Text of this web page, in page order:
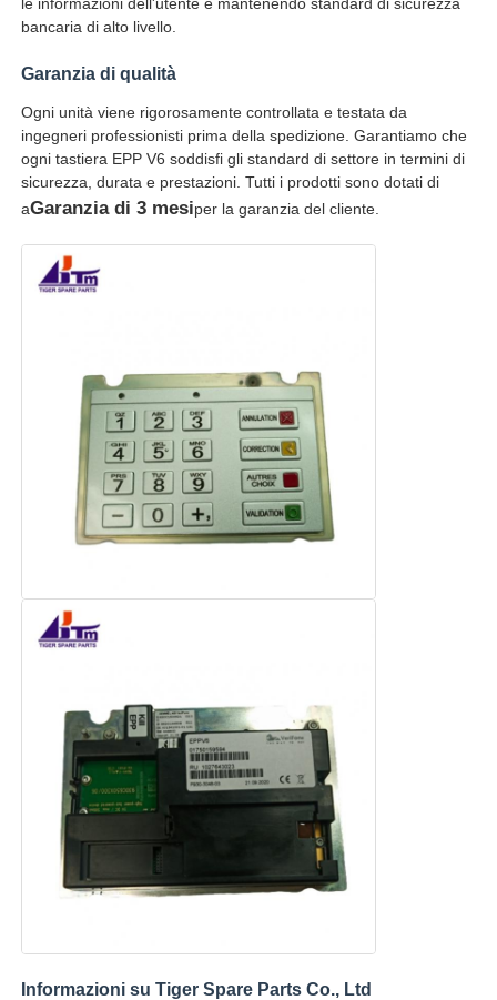
Ricambi bancomat NCR
Parti del bancomat Wincor
Parti di bancomat Hyosung
Componenti per bancomat Hitachi
Parti di BANCOMAT di GRG
Glory NMD Parti ATM
Parti per bancomat OKI
Accettatore di banconote
Sortitore di banconote
contatore della fattura
bancaria di alto livello.
Garanzia di qualità
Ogni unità viene rigorosamente controllata e testata da
ingegneri professionisti prima della spedizione. Garantiamo che
ogni tastiera EPP V6 soddisfi gli standard di settore in termini di
sicurezza, durata e prestazioni. Tutti i prodotti sono dotati di
aGaranzia di 3 mesiper la garanzia del cliente.
Informazioni su Tiger Spare Parts Co., Ltd